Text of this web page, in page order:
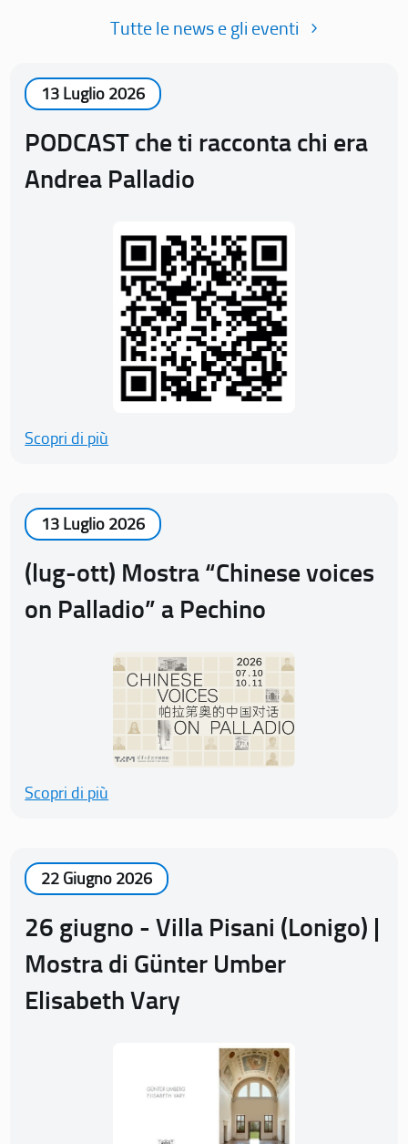
Tutte le news e gli eventi
13 Luglio 2026
PODCAST che ti racconta chi era
Andrea Palladio
Scopri di più
13 Luglio 2026
(lug-ott) Mostra “Chinese voices
on Palladio” a Pechino
Scopri di più
22 Giugno 2026
26 giugno - Villa Pisani (Lonigo) |
Mostra di Günter Umber
Elisabeth Vary